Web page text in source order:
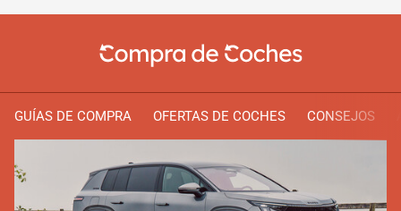
GUÍAS DE COMPRA OFERTAS DE COCHES CONSEJOS